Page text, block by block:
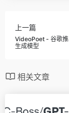
上一篇
VideoPoet - 谷歌
生成模型
相关文章